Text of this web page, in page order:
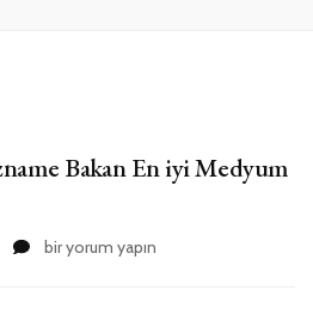
Bakan En iyi Medyum
Isparta
bir yorum yapın